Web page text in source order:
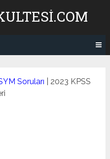
Soruları
2023 KPSS